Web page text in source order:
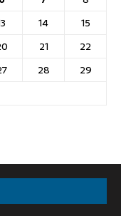
14
15
21
22
28
29